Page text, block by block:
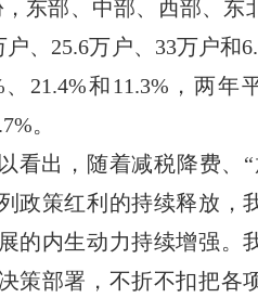
，东部、中部、西部、东
、25.6万户、33万户和
、21.4%和11.3%，两年
。
看出，随着减税降费、
政策红利的持续释放，
的内生动力持续增强。
策部署，不折不扣把各